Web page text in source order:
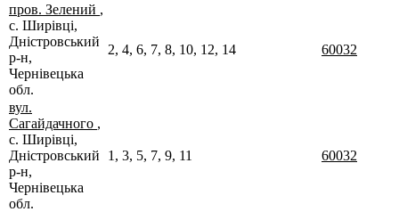
пров. Зелений ,
с. Ширівці,
Дністровський
р-н,
Чернівецька
обл.
2, 4, 6, 7, 8, 10, 12, 14 60032
вул.
Сагайдачного ,
с. Ширівці,
Дністровський
р-н,
Чернівецька
обл.
1, 3, 5, 7, 9, 11 60032